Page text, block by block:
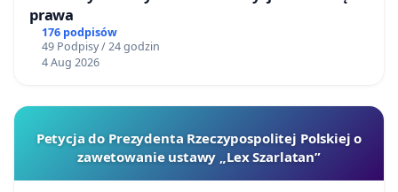
prawa
176 podpisów
49 Podpisy / 24 godzin
4 Aug 2026
Petycja do Prezydenta Rzeczypospolitej Polskiej o
zawetowanie ustawy „Lex Szarlatan”